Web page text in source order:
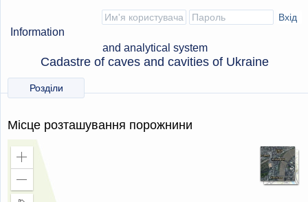
Information
and analytical system
Cadastre of caves and cavities of Ukraine
Розділи
Місце розташування порожнини
Збільшити
масштаб
Зменшити
масштаб